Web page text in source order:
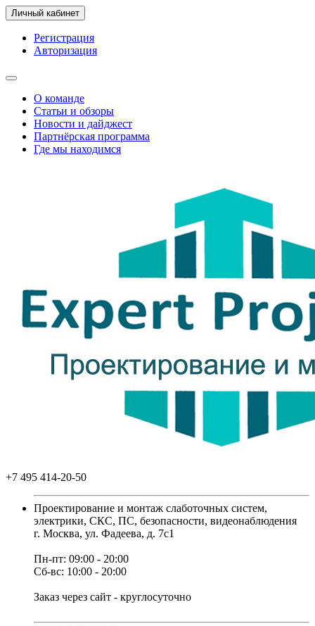
Личный кабинет
Регистрация
Авторизация
О команде
Статьи и обзоры
Новости и дайджест
Партнёрская программа
Где мы находимся
+7 495 414-20-50
Проектирование и монтаж слаботочных систем,
электрики, СКС, ПС, безопасности, видеонаблюдения
г. Москва, ул. Фадеева, д. 7с1
Пн-пт: 09:00 - 20:00
Сб-вс: 10:00 - 20:00
Заказ через сайт - круглосуточно